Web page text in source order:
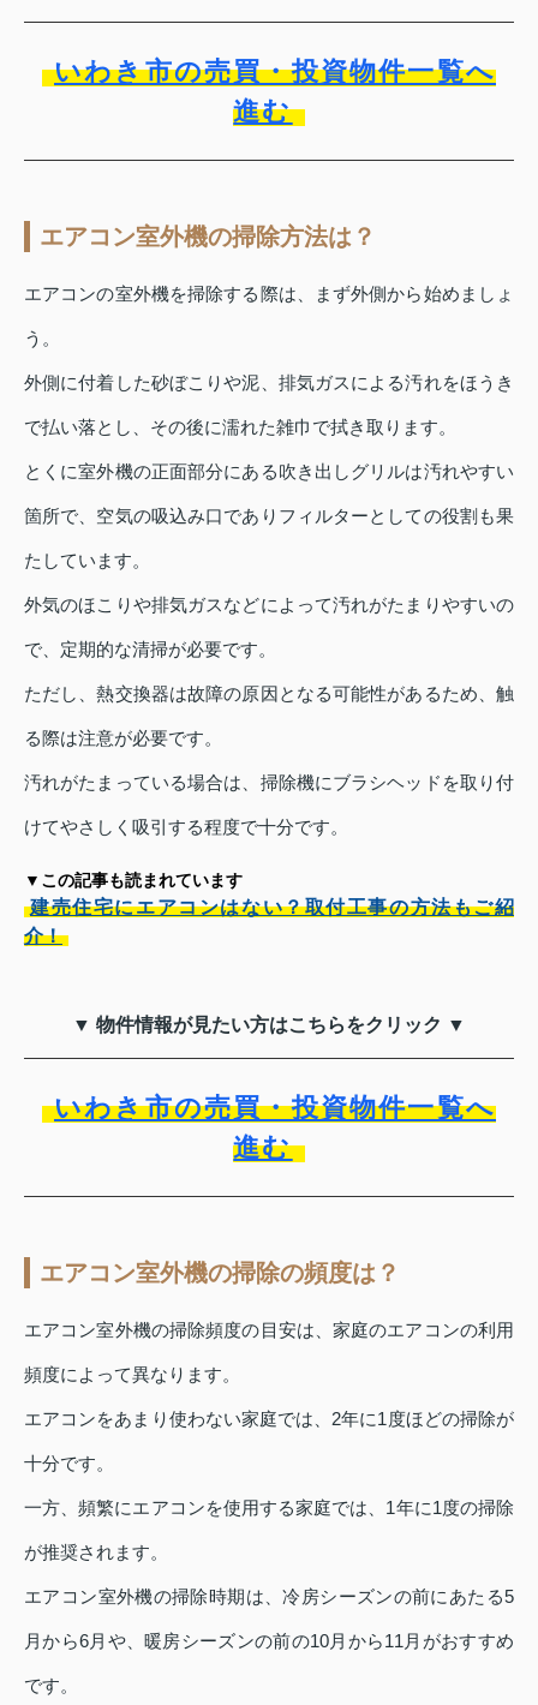
いわき市の売買・投資物件一覧へ
進む
エアコン室外機の掃除方法は？
エアコンの室外機を掃除する際は、まず外側から始めましょ
う。
外側に付着した砂ぼこりや泥、排気ガスによる汚れをほうき
で払い落とし、その後に濡れた雑巾で拭き取ります。
とくに室外機の正面部分にある吹き出しグリルは汚れやすい
箇所で、空気の吸込み口でありフィルターとしての役割も果
たしています。
外気のほこりや排気ガスなどによって汚れがたまりやすいの
で、定期的な清掃が必要です。
ただし、熱交換器は故障の原因となる可能性があるため、触
る際は注意が必要です。
汚れがたまっている場合は、掃除機にブラシヘッドを取り付
けてやさしく吸引する程度で十分です。
▼この記事も読まれています
建売住宅にエアコンはない？取付工事の方法もご紹
介！
▼ 物件情報が見たい方はこちらをクリック ▼
いわき市の売買・投資物件一覧へ
進む
エアコン室外機の掃除の頻度は？
エアコン室外機の掃除頻度の目安は、家庭のエアコンの利用
頻度によって異なります。
エアコンをあまり使わない家庭では、2年に1度ほどの掃除が
十分です。
一方、頻繁にエアコンを使用する家庭では、1年に1度の掃除
が推奨されます。
エアコン室外機の掃除時期は、冷房シーズンの前にあたる5
月から6月や、暖房シーズンの前の10月から11月がおすすめ
です。